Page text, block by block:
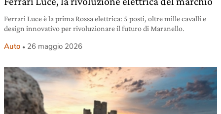
Ferrari Luce è la prima Rossa elettrica: 5 posti, oltre mille cavalli e
design innovativo per rivoluzionare il futuro di Maranello.
Auto 26 maggio 2026